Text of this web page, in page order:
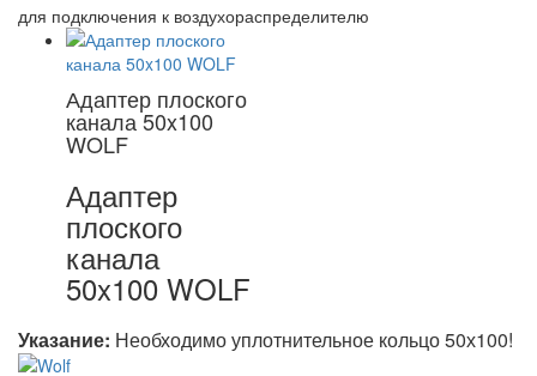
для подключения к воздухораспределителю
Адаптер плоского
канала 50x100
WOLF
Адаптер
плоского
канала
50x100 WOLF
Указание: Необходимо уплотнительное кольцо 50х100!